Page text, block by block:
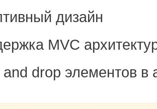
дизайн
MVC
drop элементов в